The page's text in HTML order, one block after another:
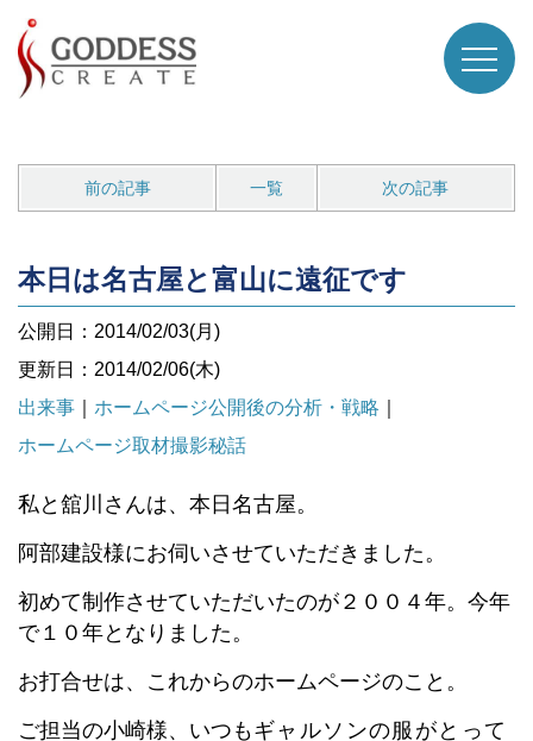
前の記事 一覧 次の記事
本日は名古屋と富山に遠征です
公開日：2014/02/03(月)
更新日：2014/02/06(木)
出来事
ホームページ公開後の分析・戦略
ホームページ取材撮影秘話
私と舘川さんは、本日名古屋。
阿部建設様にお伺いさせていただきました。
初めて制作させていただいたのが２００４年。今年
で１０年となりました。
お打合せは、これからのホームページのこと。
ご担当の小崎様、いつもギャルソンの服がとって